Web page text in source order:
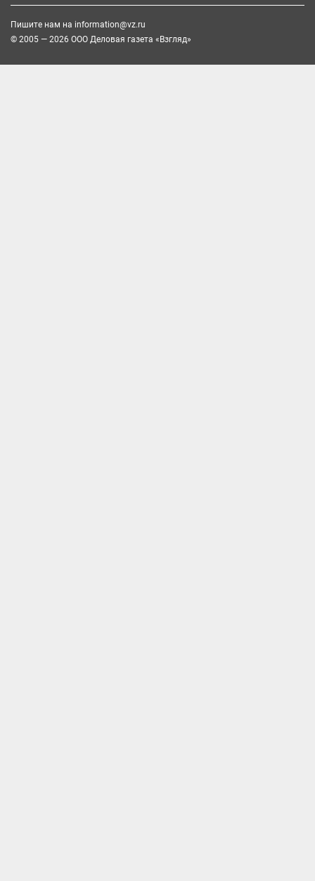
Пишите нам на information@vz.ru
© 2005 — 2026 ООО Деловая газета «Взгляд»